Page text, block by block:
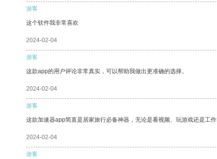
游客
这个软件我非常喜欢
2024-02-04
游客
这款app的用户评论非常真实，可以帮助我做出更准确的选择。
2024-02-04
游客
这款加速器app简直是居家旅行必备神器，无论是看视频、玩游戏还是工
2024-02-04
游客